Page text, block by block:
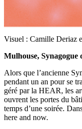
Visuel : Camille Deriaz
Mulhouse, Synagogue
Alors que l’ancienne
pendant un an pour se
géré par la HEAR, les
ouvrent les portes du
temps d’une soirée.
here and now.